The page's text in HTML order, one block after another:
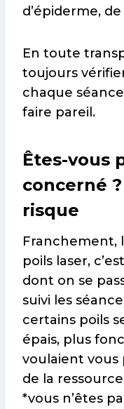
d’épiderme,
En toute
toujours
chaque
faire pareil.
Êtes-vous
concerné
risque
Franchement,
poils laser,
dont on se
suivi les
certains poils
épais, plus
voulaient vous
de la
*vous n’êtes